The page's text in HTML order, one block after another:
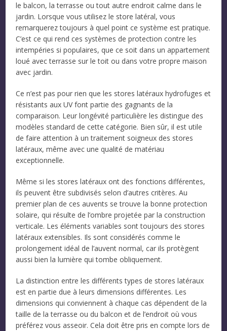
le balcon, la terrasse ou tout autre endroit calme dans le
jardin. Lorsque vous utilisez le store latéral, vous
remarquerez toujours à quel point ce système est pratique.
C’est ce qui rend ces systèmes de protection contre les
intempéries si populaires, que ce soit dans un appartement
loué avec terrasse sur le toit ou dans votre propre maison
avec jardin.
Ce n’est pas pour rien que les stores latéraux hydrofuges et
résistants aux UV font partie des gagnants de la
comparaison. Leur longévité particulière les distingue des
modèles standard de cette catégorie. Bien sûr, il est utile
de faire attention à un traitement soigneux des stores
latéraux, même avec une qualité de matériau
exceptionnelle.
Même si les stores latéraux ont des fonctions différentes,
ils peuvent être subdivisés selon d’autres critères. Au
premier plan de ces auvents se trouve la bonne protection
solaire, qui résulte de l’ombre projetée par la construction
verticale. Les éléments variables sont toujours des stores
latéraux extensibles. Ils sont considérés comme le
prolongement idéal de l’auvent normal, car ils protègent
aussi bien la lumière qui tombe obliquement.
La distinction entre les différents types de stores latéraux
est en partie due à leurs dimensions différentes. Les
dimensions qui conviennent à chaque cas dépendent de la
taille de la terrasse ou du balcon et de l’endroit où vous
préférez vous asseoir. Cela doit être pris en compte lors de